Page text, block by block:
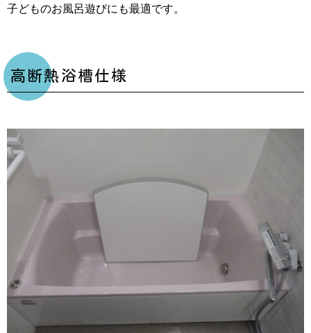
子どものお風呂遊びにも最適です。
高断熱浴槽仕様